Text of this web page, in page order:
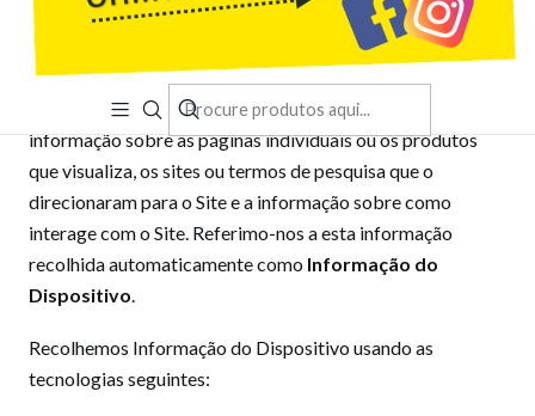
horário e algumas das cookies que estão instaladas no seu
dispositivo.
Adicionalmente, enquanto navega pelo Site, recolhemos
informação sobre as páginas individuais ou os produtos
que visualiza, os sites ou termos de pesquisa que o
direcionaram para o Site e a informação sobre como
interage com o Site. Referimo-nos a esta informação
recolhida automaticamente como Informação do
Dispositivo.
Recolhemos Informação do Dispositivo usando as
tecnologias seguintes: